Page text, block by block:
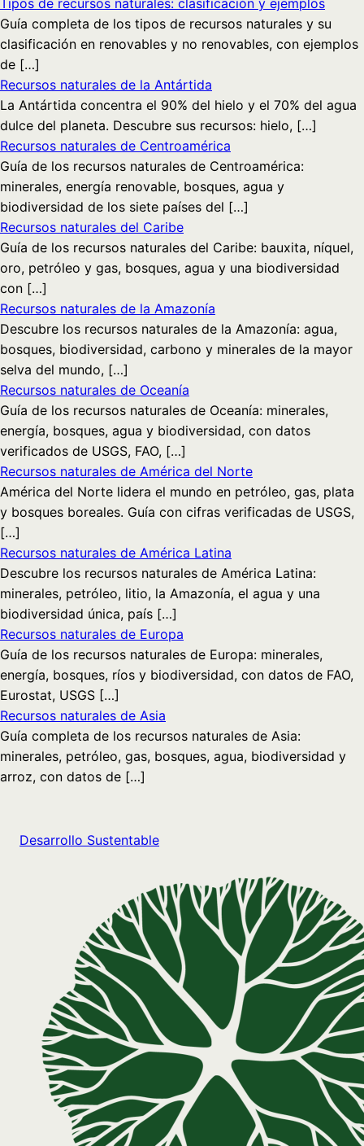
Tipos de recursos naturales: clasificación y ejemplos
Guía completa de los tipos de recursos naturales y su
clasificación en renovables y no renovables, con ejemplos
de […]
Recursos naturales de la Antártida
La Antártida concentra el 90% del hielo y el 70% del agua
dulce del planeta. Descubre sus recursos: hielo, […]
Recursos naturales de Centroamérica
Guía de los recursos naturales de Centroamérica:
minerales, energía renovable, bosques, agua y
biodiversidad de los siete países del […]
Recursos naturales del Caribe
Guía de los recursos naturales del Caribe: bauxita, níquel,
oro, petróleo y gas, bosques, agua y una biodiversidad
con […]
Recursos naturales de la Amazonía
Descubre los recursos naturales de la Amazonía: agua,
bosques, biodiversidad, carbono y minerales de la mayor
selva del mundo, […]
Recursos naturales de Oceanía
Guía de los recursos naturales de Oceanía: minerales,
energía, bosques, agua y biodiversidad, con datos
verificados de USGS, FAO, […]
Recursos naturales de América del Norte
América del Norte lidera el mundo en petróleo, gas, plata
y bosques boreales. Guía con cifras verificadas de USGS,
[…]
Recursos naturales de América Latina
Descubre los recursos naturales de América Latina:
minerales, petróleo, litio, la Amazonía, el agua y una
biodiversidad única, país […]
Recursos naturales de Europa
Guía de los recursos naturales de Europa: minerales,
energía, bosques, ríos y biodiversidad, con datos de FAO,
Eurostat, USGS […]
Recursos naturales de Asia
Guía completa de los recursos naturales de Asia:
minerales, petróleo, gas, bosques, agua, biodiversidad y
arroz, con datos de […]
Desarrollo Sustentable